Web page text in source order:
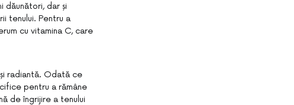
dar și
tenului. Pentru a
cu vitamina C, care
radiantă. Odată ce
pentru a rămâne
de îngrijire a tenului